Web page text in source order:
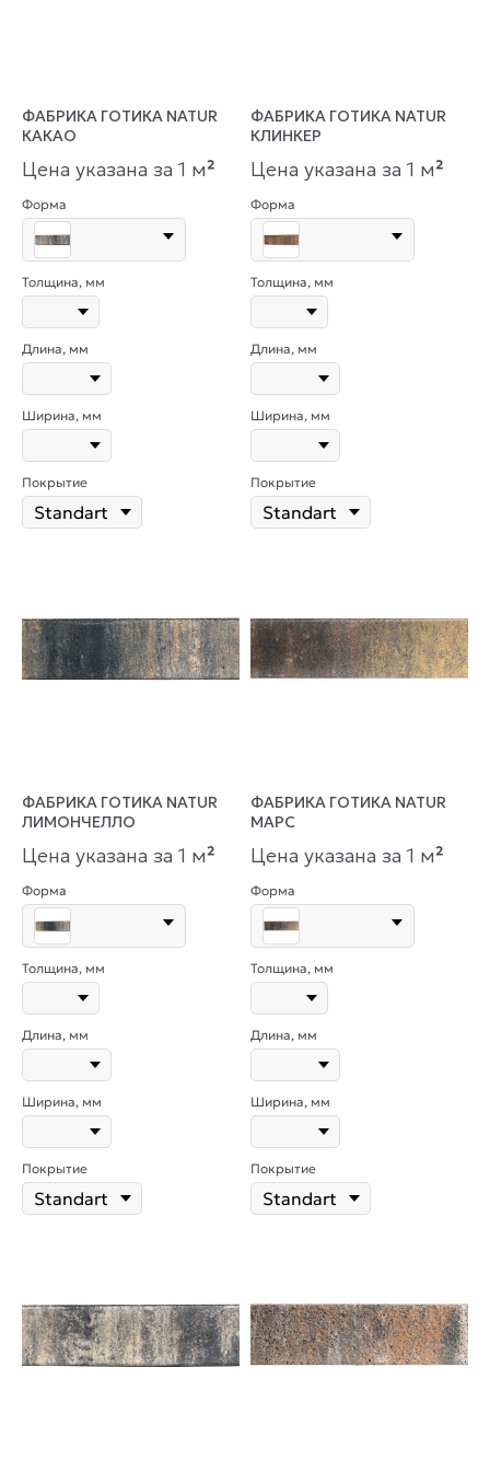
ФАБРИКА ГОТИКА NATUR
КАКАО
Цена указана за 1 м²
Форма
Толщина, мм
Длина, мм
Ширина, мм
Покрытие
ФАБРИКА ГОТИКА NATUR
КЛИНКЕР
Цена указана за 1 м²
Форма
Толщина, мм
Длина, мм
Ширина, мм
Покрытие
ФАБРИКА ГОТИКА NATUR
ЛИМОНЧЕЛЛО
Цена указана за 1 м²
Форма
Толщина, мм
Длина, мм
Ширина, мм
Покрытие
ФАБРИКА ГОТИКА NATUR
МАРС
Цена указана за 1 м²
Форма
Толщина, мм
Длина, мм
Ширина, мм
Покрытие